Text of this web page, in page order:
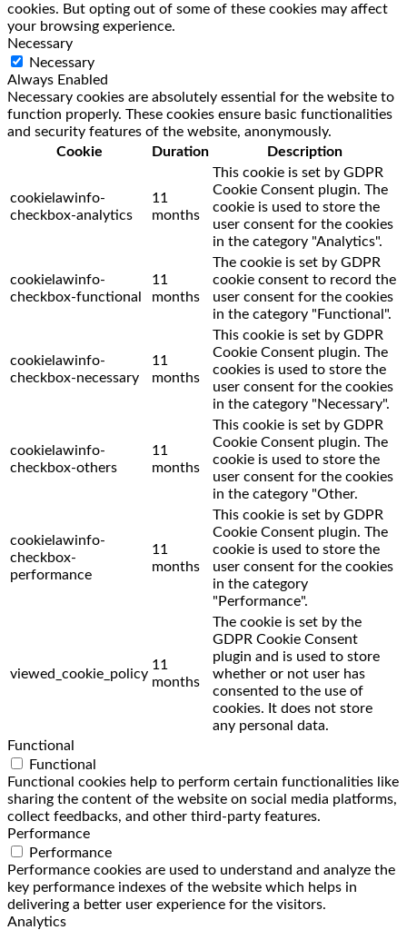
cookies. But opting out of some of these cookies may affect
your browsing experience.
Necessary
Necessary
Always Enabled
Necessary cookies are absolutely essential for the website to
function properly. These cookies ensure basic functionalities
and security features of the website, anonymously.
Cookie
Duration Description
cookielawinfo-
checkbox-analytics
11
months
This cookie is set by GDPR
Cookie Consent plugin. The
cookie is used to store the
user consent for the cookies
in the category "Analytics".
cookielawinfo-
checkbox-functional
11
months
The cookie is set by GDPR
cookie consent to record the
user consent for the cookies
in the category "Functional".
cookielawinfo-
checkbox-necessary
11
months
This cookie is set by GDPR
Cookie Consent plugin. The
cookies is used to store the
user consent for the cookies
in the category "Necessary".
cookielawinfo-
checkbox-others
11
months
This cookie is set by GDPR
Cookie Consent plugin. The
cookie is used to store the
user consent for the cookies
in the category "Other.
cookielawinfo-
checkbox-
performance
11
months
This cookie is set by GDPR
Cookie Consent plugin. The
cookie is used to store the
user consent for the cookies
in the category
"Performance".
viewed_cookie_policy
11
months
The cookie is set by the
GDPR Cookie Consent
plugin and is used to store
whether or not user has
consented to the use of
cookies. It does not store
any personal data.
Functional
Functional
Functional cookies help to perform certain functionalities like
sharing the content of the website on social media platforms,
collect feedbacks, and other third-party features.
Performance
Performance
Performance cookies are used to understand and analyze the
key performance indexes of the website which helps in
delivering a better user experience for the visitors.
Analytics